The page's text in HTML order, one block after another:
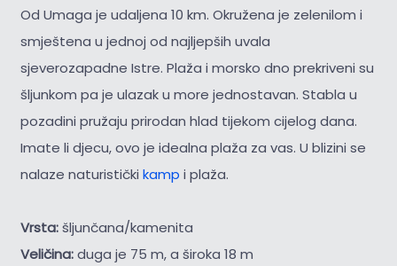
Od Umaga je udaljena 10 km. Okružena je zelenilom i
smještena u jednoj od najljepših uvala
sjeverozapadne Istre. Plaža i morsko dno prekriveni su
šljunkom pa je ulazak u more jednostavan. Stabla u
pozadini pružaju prirodan hlad tijekom cijelog dana.
Imate li djecu, ovo je idealna plaža za vas. U blizini se
nalaze naturistički kamp i plaža.
Vrsta:šljunčana/kamenita
Veličina:duga je 75 m, a široka 18 m